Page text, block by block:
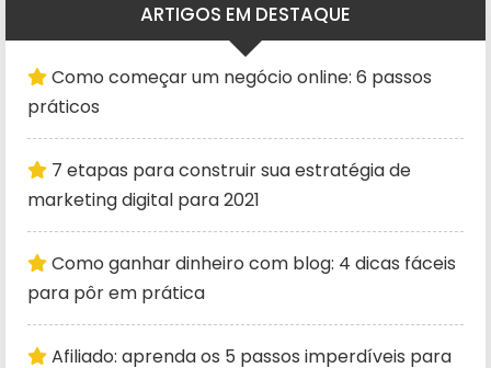
ARTIGOS EM DESTAQUE
Como começar um negócio online: 6 passos
práticos
7 etapas para construir sua estratégia de
marketing digital para 2021
Como ganhar dinheiro com blog: 4 dicas fáceis
para pôr em prática
Afiliado: aprenda os 5 passos imperdíveis para